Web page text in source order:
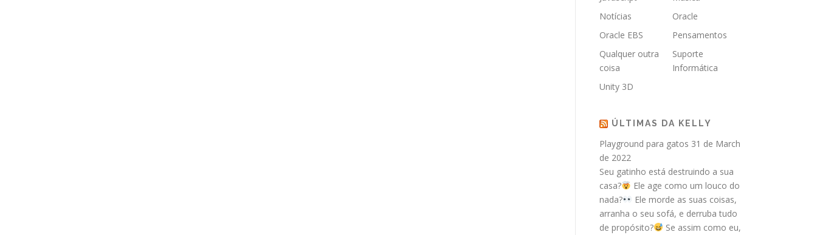
Notícias
Oracle
Oracle EBS
Pensamentos
Qualquer outra
coisa
Suporte
Informática
Unity 3D
ÚLTIMAS DA KELLY
Playground para gatos 31 de March
de 2022
Seu gatinho está destruindo a sua
casa?
Ele age como um louco do
nada?
Ele morde as suas coisas,
arranha o seu sofá, e derruba tudo
de propósito?
Se assim como eu,